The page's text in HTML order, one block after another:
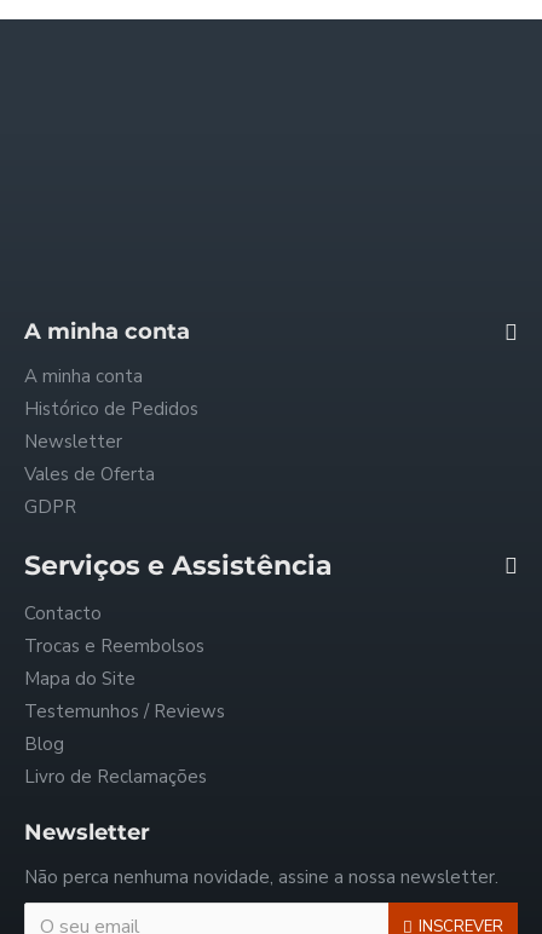
A minha conta
A minha conta
Histórico de Pedidos
Newsletter
Vales de Oferta
GDPR
Serviços e Assistência
Contacto
Trocas e Reembolsos
Mapa do Site
Testemunhos / Reviews
Blog
Livro de Reclamações
Newsletter
Não perca nenhuma novidade, assine a nossa newsletter.
INSCREVER